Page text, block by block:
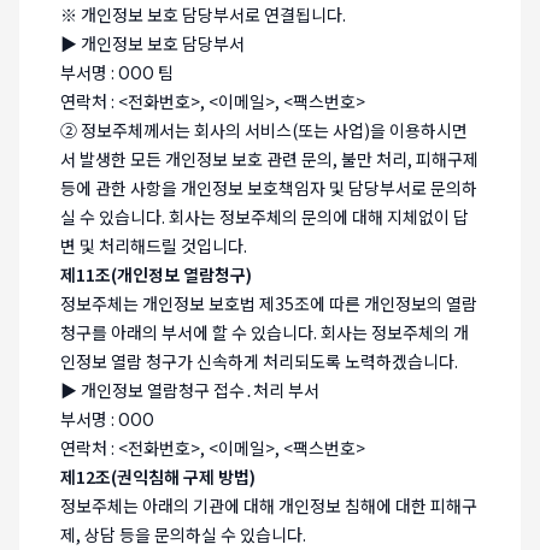
※ 개인정보 보호 담당부서로 연결됩니다.
▶ 개인정보 보호 담당부서
부서명 : OOO 팀
연락처 : <전화번호>, <이메일>, <팩스번호>
② 정보주체께서는 회사의 서비스(또는 사업)을 이용하시면
서 발생한 모든 개인정보 보호 관련 문의, 불만 처리, 피해구제
등에 관한 사항을 개인정보 보호책임자 및 담당부서로 문의하
실 수 있습니다. 회사는 정보주체의 문의에 대해 지체없이 답
변 및 처리해드릴 것입니다.
제11조(개인정보 열람청구)
정보주체는 개인정보 보호법 제35조에 따른 개인정보의 열람
청구를 아래의 부서에 할 수 있습니다. 회사는 정보주체의 개
인정보 열람 청구가 신속하게 처리되도록 노력하겠습니다.
▶ 개인정보 열람청구 접수․처리 부서
부서명 : OOO
연락처 : <전화번호>, <이메일>, <팩스번호>
제12조(권익침해 구제 방법)
정보주체는 아래의 기관에 대해 개인정보 침해에 대한 피해구
제, 상담 등을 문의하실 수 있습니다.